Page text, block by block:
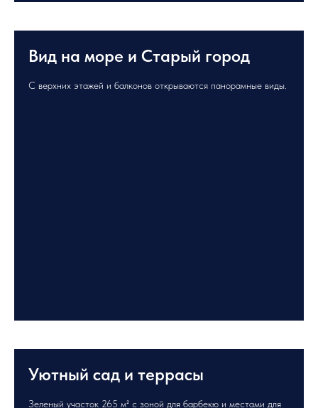
Вид на море и Старый город
С верхних этажей и балконов открываются панорамные виды.
Уютный сад и террасы
Зеленый участок 265 м² с зоной для барбекю и местами для